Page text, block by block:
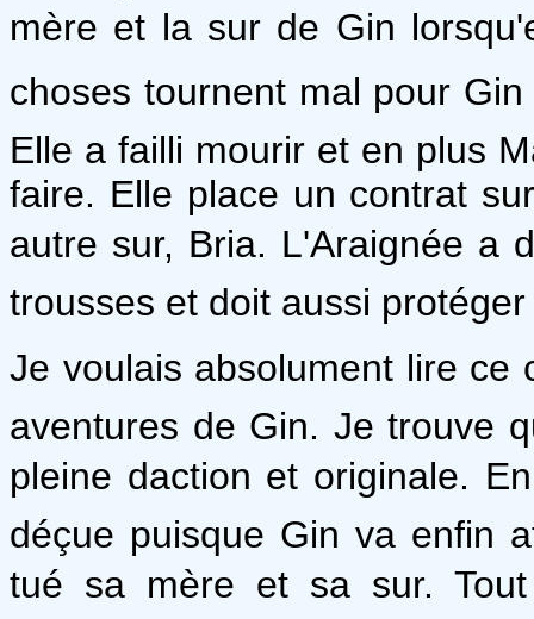
mère et la sur de Gin
choses tournent mal pour
Elle a failli mourir et en plus
faire. Elle place un contrat
autre sur, Bria. L'Araignée
trousses et doit aussi
Je voulais absolument lire ce
aventures de Gin. Je trouve
pleine daction et originale.
déçue puisque Gin va enfin
tué sa mère et sa sur.